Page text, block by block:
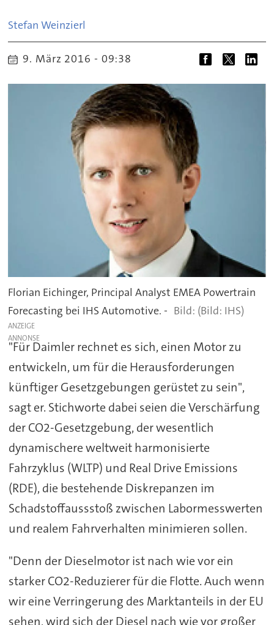
Stefan Weinzierl
9. März 2016 - 09:38
Florian Eichinger, Principal Analyst EMEA Powertrain
Forecasting bei IHS Automotive. -
(Bild: IHS)
ANZEIGE
"Für Daimler rechnet es sich, einen Motor zu
entwickeln, um für die Herausforderungen
künftiger Gesetzgebungen gerüstet zu sein",
sagt er. Stichworte dabei seien die Verschärfung
der CO2-Gesetzgebung, der wesentlich
dynamischere weltweit harmonisierte
Fahrzyklus (WLTP) und Real Drive Emissions
(RDE), die bestehende Diskrepanzen im
Schadstoffaussstoß zwischen Labormesswerten
und realem Fahrverhalten minimieren sollen.
"Denn der Dieselmotor ist nach wie vor ein
starker CO2-Reduzierer für die Flotte. Auch wenn
wir eine Verringerung des Marktanteils in der EU
sehen, wird sich der Diesel nach wie vor großer